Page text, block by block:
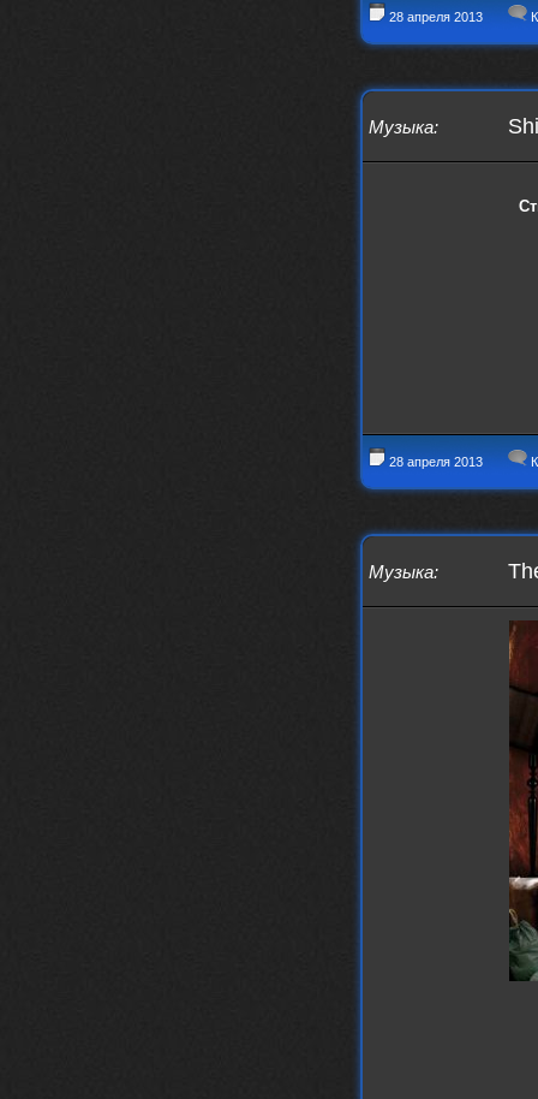
28 апреля 2013
Музыка:
28 апреля 2013
Музыка: